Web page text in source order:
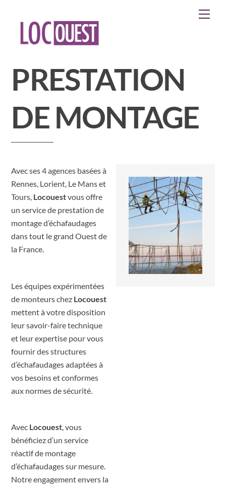
PRESTATION
DE MONTAGE
Avec ses 4 agences basées à
Rennes, Lorient, Le Mans et
Tours, Locouestvous offre
un service de prestation de
montage d’échafaudages
dans tout le grand Ouest de
la France.
Les équipes expérimentées
de monteurs chez Locouest
mettent à votre disposition
leur savoir-faire technique
et leur expertise pour vous
fournir des structures
d’échafaudages adaptées à
vos besoins et conformes
aux normes de sécurité.
Avec Locouest, vous
bénéficiez d’un service
réactif de montage
d’échafaudages sur mesure.
Notre engagement envers la